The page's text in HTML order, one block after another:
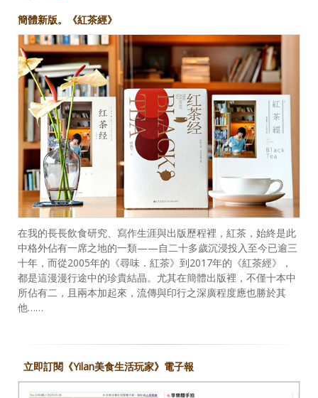
簡體新版。《紅茶經》
在我的長長飲食研究、寫作生涯與出版歷程裡，紅茶，始終是此
中格外佔有一席之地的一類——自二十多歲沉浸投入至今已逾三
十年，而從2005年的《尋味．紅茶》到2017年的《紅茶經》，
都是這漫漫行途中的珍貴結晶。尤其在簡體出版裡，不僅十本中
所佔有二，且兩本加起來，流傳與印行之深廣程度應也勝於其
他……
立即訂閱《Yilan美食生活玩家》電子報